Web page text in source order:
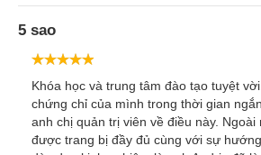
5 sao
Khóa học và trung tâm đào tạo tuyệt
chứng chỉ của mình trong thời gian
anh chị quản trị viên về điều này.
được trang bị đầy đủ cùng với sự